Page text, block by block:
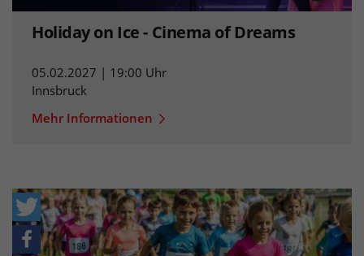
Holiday on Ice - Cinema of Dreams
05.02.2027 | 19:00 Uhr
Innsbruck
Mehr Informationen